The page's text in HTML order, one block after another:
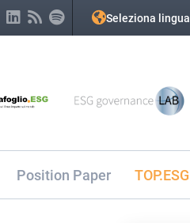
Seleziona lingua
Position Paper TOP.ESG